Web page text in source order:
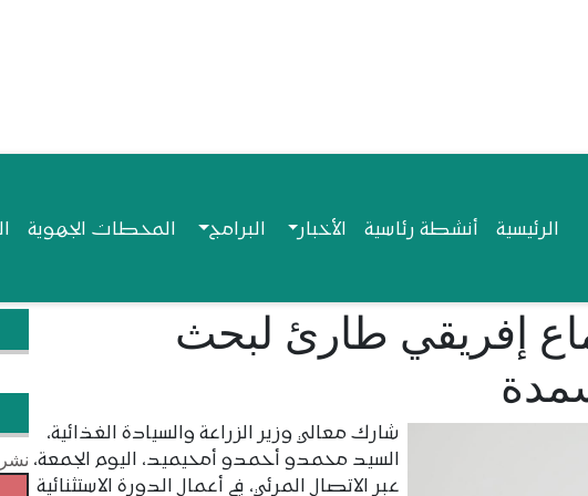
Navigationالرئيسية أنشطة رئاسية الأخبار البرامج المحطات الجهوية
إفريقي طارئ لبحث
شارك معالي وزير الزراعة والسيادة الغذائية،
السيد محمدو أحمدو أمحيميد، اليوم الجمعة،
عبر الاتصال المرئي، في أعمال الدورة الاستثنائية
نشرة